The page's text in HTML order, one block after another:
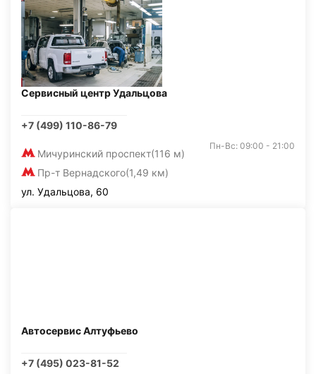
Сервисный центр Удальцова
+7 (499) 110-86-79
Мичуринский проспект(116 м)
Пр-т Вернадского(1,49 км)
Пн-Вс: 09:00 - 21:00
ул. Удальцова, 60
Автосервис Алтуфьево
+7 (495) 023-81-52